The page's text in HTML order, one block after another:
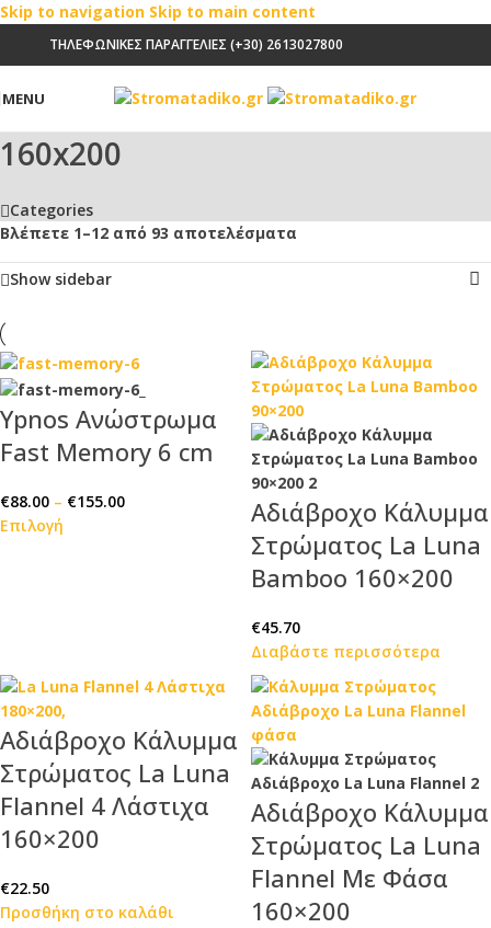
Skip to navigation Skip to main content
ΤΗΛΕΦΩΝΙΚΕΣ ΠΑΡΑΓΓΕΛΙΕΣ (+30) 2613027800
MENU
160x200
Categories
Βλέπετε 1–12 από 93 αποτελέσματα
Show sidebar
Ypnos Ανώστρωμα
Fast Memory 6 cm
€88.00 – €155.00
Επιλογή
Αδιάβροχο Κάλυμμα
Στρώματος La Luna
Bamboo 160×200
€45.70
Διαβάστε περισσότερα
Αδιάβροχο Κάλυμμα
Στρώματος La Luna
Flannel 4 Λάστιχα
160×200
€22.50
Προσθήκη στο καλάθι
Αδιάβροχο Κάλυμμα
Στρώματος La Luna
Flannel Με Φάσα
160×200